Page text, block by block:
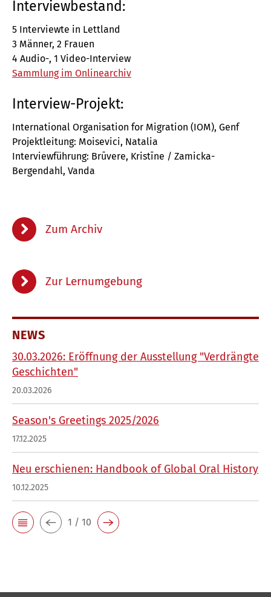
Interviewbestand:
5 Interviewte in Lettland
3 Männer, 2 Frauen
4 Audio-, 1 Video-Interview
Sammlung im Onlinearchiv
Interview-Projekt:
International Organisation for Migration (IOM), Genf
Projektleitung: Moisevici, Natalia
Interviewführung: Brūvere, Kristīne / Zamicka-
Bergendahl, Vanda
Zum Archiv
Zur Lernumgebung
NEWS
30.03.2026: Eröffnung der Ausstellung "Verdrängte
Geschichten"
20.03.2026
Season's Greetings 2025/2026
17.12.2025
Neu erschienen: Handbook of Global Oral History
10.12.2025
1 / 10